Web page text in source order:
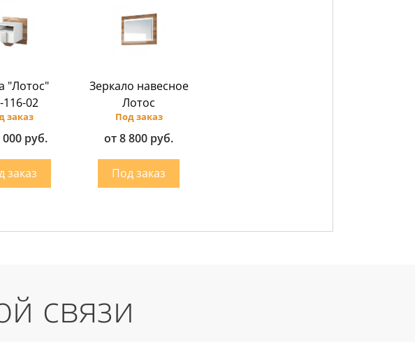
"Лотос"
02
заказ
000 руб.
Зеркало навесное
Лотос
Под заказ
от 8 800 руб.
связи